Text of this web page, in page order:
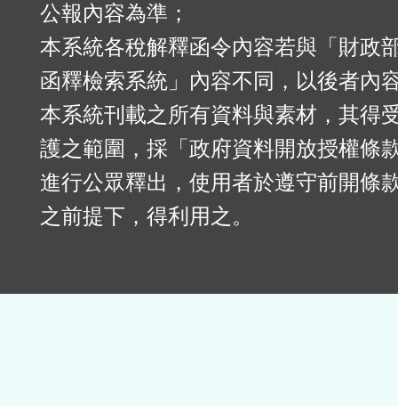
公報內容為準；
本系統各稅解釋函令內容若與「財政
函釋檢索系統」內容不同，以後者內
本系統刊載之所有資料與素材，其得
護之範圍，採「政府資料開放授權條
進行公眾釋出，使用者於遵守前開條
之前提下，得利用之。